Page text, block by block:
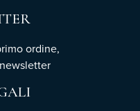
ordine,